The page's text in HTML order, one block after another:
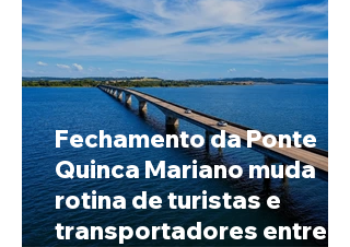
Fechamento da Ponte
Quinca Mariano muda
rotina de turistas e
transportadores entre